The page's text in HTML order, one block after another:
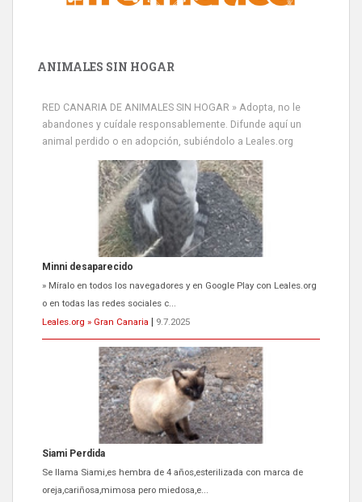
ANIMALES SIN HOGAR
RED CANARIA DE ANIMALES SIN HOGAR » Adopta, no le
abandones y cuídale responsablemente. Difunde aquí un
animal perdido o en adopción, subiéndolo a Leales.org
Minni desaparecido
» Míralo en todos los navegadores y en Google Play con Leales.org
o en todas las redes sociales c...
Leales.org » Gran Canaria
9.7.2025
Siami Perdida
Se llama Siami,es hembra de 4 años,esterilizada con marca de
oreja,cariñosa,mimosa pero miedosa,e...